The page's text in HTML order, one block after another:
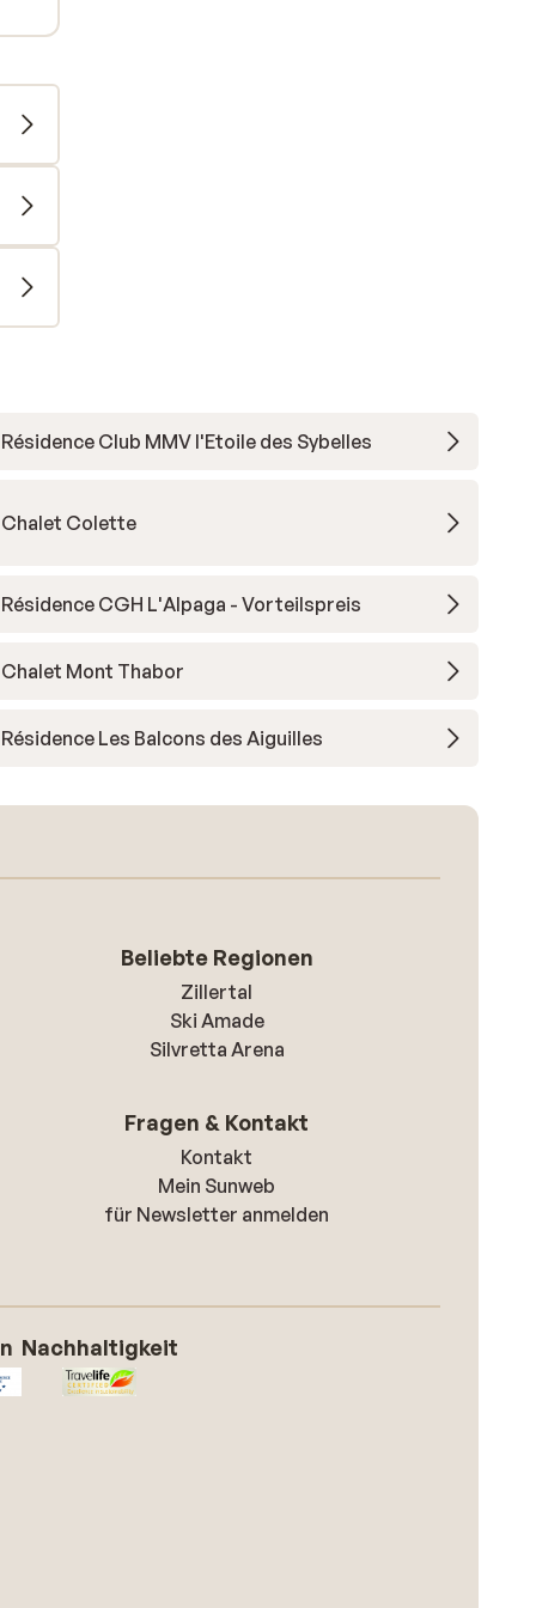
Résidence Club MMV l'Etoile des Sybelles
Chalet Colette
Résidence CGH L'Alpaga - Vorteilspreis
Chalet Mont Thabor
Résidence Les Balcons des Aiguilles
Beliebte Regionen
Zillertal
Ski Amade
Silvretta Arena
Fragen & Kontakt
Kontakt
Mein Sunweb
für Newsletter anmelden
Nachhaltigkeit